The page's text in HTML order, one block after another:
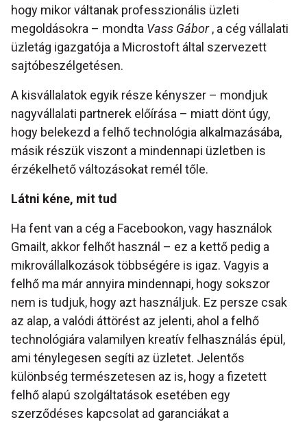
hogy mikor váltanak professzionális üzleti
megoldásokra – mondta Vass Gábor, a cég vállalati
üzletág igazgatója a Microstoft által szervezett
sajtóbeszélgetésen.
A kisvállalatok egyik része kényszer – mondjuk
nagyvállalati partnerek előírása – miatt dönt úgy,
hogy belekezd a felhő technológia alkalmazásába,
másik részük viszont a mindennapi üzletben is
érzékelhető változásokat remél tőle.
Látni kéne, mit tud
Ha fent van a cég a Facebookon, vagy használok
Gmailt, akkor felhőt használ – ez a kettő pedig a
mikrovállalkozások többségére is igaz. Vagyis a
felhő ma már annyira mindennapi, hogy sokszor
nem is tudjuk, hogy azt használjuk. Ez persze csak
az alap, a valódi áttörést az jelenti, ahol a felhő
technológiára valamilyen kreatív felhasználás épül,
ami ténylegesen segíti az üzletet. Jelentős
különbség természetesen az is, hogy a fizetett
felhő alapú szolgáltatások esetében egy
szerződéses kapcsolat ad garanciákat a